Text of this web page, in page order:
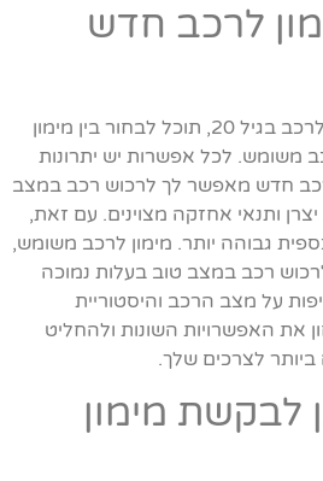
לרכב חדש
כאשר אתה מחפש מימון לרכב בגיל 20, תוכל לבחור בין מימון
משומש. לכל אפשרות יש יתרונות
חדש מאפשר לך לרכוש רכב במצב
ותנאי אחזקה מצוינים. עם זאת,
גבוהה יותר. מימון לרכב משומש,
רכב במצב טוב בעלות נמוכה
על מצב הרכב והיסטוריית
את האפשרויות השונות ולהחליט
לצרכים שלך.
לבקשת מימון